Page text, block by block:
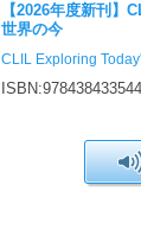
【2026年度新刊】
世界の今
CLIL Exploring